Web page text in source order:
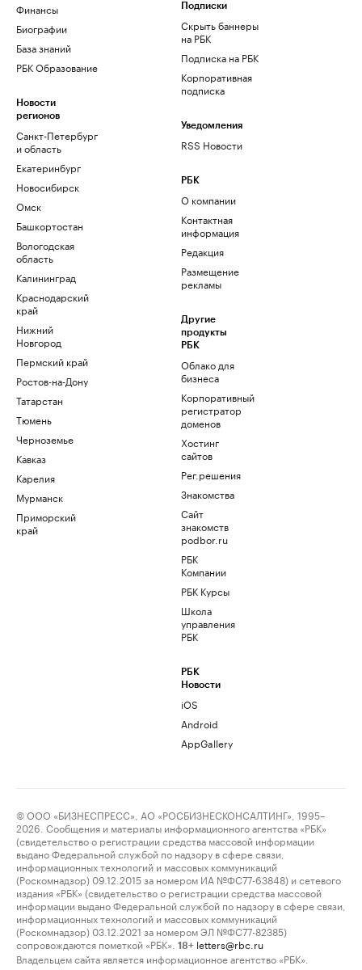
Финансы
Биографии
База знаний
РБК Образование
Новости
регионов
Санкт-Петербург
и область
Екатеринбург
Новосибирск
Омск
Башкортостан
Вологодская
область
Калининград
Краснодарский
край
Нижний
Новгород
Пермский край
Ростов-на-Дону
Татарстан
Тюмень
Черноземье
Кавказ
Карелия
Мурманск
Приморский
край
Подписки
Скрыть баннеры
на РБК
Подписка на РБК
Корпоративная
подписка
Уведомления
RSS Новости
РБК
О компании
Контактная
информация
Редакция
Размещение
рекламы
Другие
продукты
РБК
Облако для
бизнеса
Корпоративный
регистратор
доменов
Хостинг
сайтов
Рег.решения
Знакомства
Сайт
знакомств
podbor.ru
РБК
Компании
РБК Курсы
Школа
управления
РБК
РБК
Новости
iOS
Android
AppGallery
© ООО «БИЗНЕСПРЕСС», АО «РОСБИЗНЕСКОНСАЛТИНГ», 1995–
2026. Сообщения и материалы информационного агентства «РБК»
(свидетельство о регистрации средства массовой информации
выдано Федеральной службой по надзору в сфере связи,
информационных технологий и массовых коммуникаций
(Роскомнадзор) 09.12.2015 за номером ИА №ФС77-63848) и сетевого
издания «РБК» (свидетельство о регистрации средства массовой
информации выдано Федеральной службой по надзору в сфере связи,
информационных технологий и массовых коммуникаций
(Роскомнадзор) 03.12.2021 за номером ЭЛ №ФС77-82385)
сопровождаются пометкой «РБК».
18+ letters@rbc.ru
Владельцем сайта является информационное агентство «РБК».